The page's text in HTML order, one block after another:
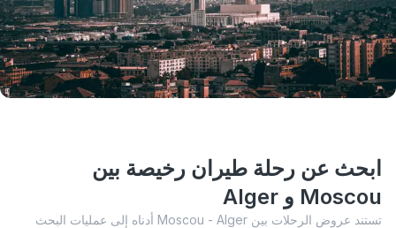
ابحث عن رحلة طيران رخيصة بين
Moscou و Alger
تستند عروض الرحلات بين Moscou - Alger أدناه إلى عمليات البحث